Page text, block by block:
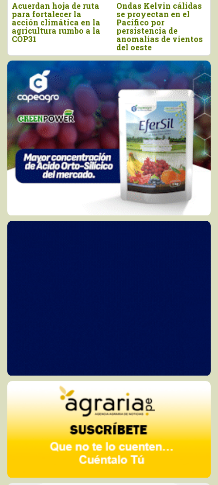
Acuerdan hoja de ruta
para fortalecer la
acción climática en la
agricultura rumbo a la
COP31
Ondas Kelvin cálidas
se proyectan en el
Pacífico por
persistencia de
anomalías de vientos
del oeste